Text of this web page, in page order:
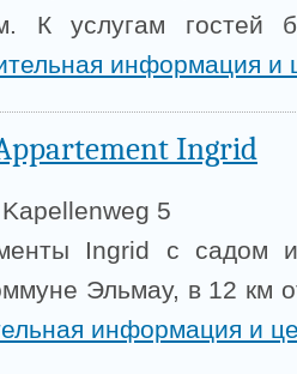
услугам гостей
информация и
Ingrid
Kapellenweg 5
Ingrid с садом
Эльмау, в 12 км
информация и